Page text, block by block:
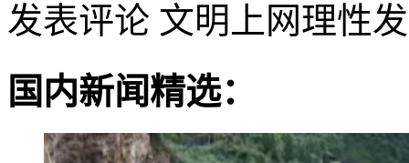
发表评论 文明上网理性
国内新闻精选：